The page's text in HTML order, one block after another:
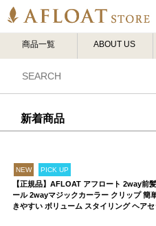
商品一覧 ABOUT US
新着商品
NEW PICK UP
【正規品】AFLOAT アフロート 2way前
ール 2wayマジックカーラー クリップ 簡
きやすい ボリューム スタイリング ヘア